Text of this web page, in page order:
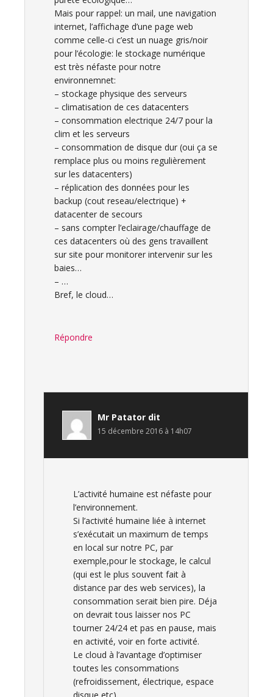
Mais pour rappel: un mail, une navigation
internet, l’affichage d’une page web
comme celle-ci c’est un nuage gris/noir
pour l’écologie: le stockage numérique
est très néfaste pour notre
environnemnet:
– stockage physique des serveurs
– climatisation de ces datacenters
– consommation electrique 24/7 pour la
clim et les serveurs
– consommation de disque dur (oui ça se
remplace plus ou moins regulièrement
sur les datacenters)
– réplication des données pour les
backup (cout reseau/electrique) +
datacenter de secours
– sans compter l’eclairage/chauffage de
ces datacenters où des gens travaillent
sur site pour monitorer intervenir sur les
baies…
– …
Bref, le cloud…
Répondre
Mr Patator dit
15 décembre 2016 à 14h07
L’activité humaine est néfaste pour
l’environnement.
Si l’activité humaine liée à internet
s’exécutait un maximum de temps
en local sur notre PC, par
exemple,pour le stockage, le calcul
(qui est le plus souvent fait à
distance par des web services), la
consommation serait bien pire. Déja
on devrait tous laisser nos PC
tourner 24/24 et pas en pause, mais
en activité, voir en forte activité.
Le cloud à l’avantage d’optimiser
toutes les consommations
(refroidissement, électrique, espace